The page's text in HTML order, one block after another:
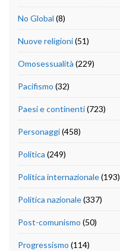
No Global (8)
Nuove religioni(51)
Omosessualità (229)
Pacifismo (32)
Paesi e continenti(723)
Personaggi(458)
Politica (249)
Politica internazionale(193)
Politica nazionale(337)
Post-comunismo (50)
Progressismo (114)